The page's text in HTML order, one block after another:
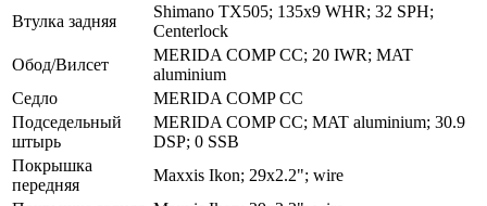
Втулка задняя
Shimano TX505; 135x9 WHR; 32 SPH;
Centerlock
Обод/Вилсет
MERIDA COMP CC; 20 IWR; MAT
aluminium
Седло
MERIDA COMP CC
Подседельный
штырь
MERIDA COMP CC; MAT aluminium; 30.9
DSP; 0 SSB
Покрышка
передняя
Maxxis Ikon; 29x2.2"; wire